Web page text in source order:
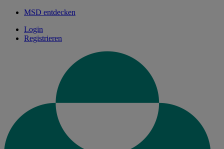
MSD entdecken
Login
Registrieren